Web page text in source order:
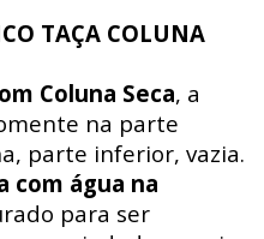
TAÇA COLUNA
Coluna Seca, a
na parte
parte inferior, vazia.
com água na
para ser